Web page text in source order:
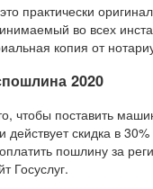
практически
во всех
копия от
2020
чтобы поставить
действует скидка в
пошлину за
Госуслуг.